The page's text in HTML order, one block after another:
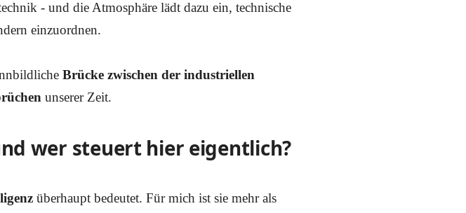
- und die Atmosphäre lädt dazu ein, technische
einzuordnen.
Brücke zwischen der industriellen
unserer Zeit.
wer steuert hier eigentlich?
überhaupt bedeutet. Für mich ist sie mehr als